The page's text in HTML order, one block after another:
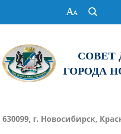
СОВЕТ
ГОРОДА
630099, г. Новосибирск,